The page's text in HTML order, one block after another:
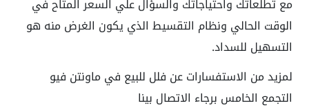
مع تطلعاتك واحتياجاتك والسؤال علي السعر المتاح في
الوقت الحالي ونظام التقسيط الذي يكون الغرض منه هو
التسهيل للسداد.
لمزيد من الاستفسارات عن فلل للبيع في ماونتن فيو
التجمع الخامس برجاء الاتصال بينا